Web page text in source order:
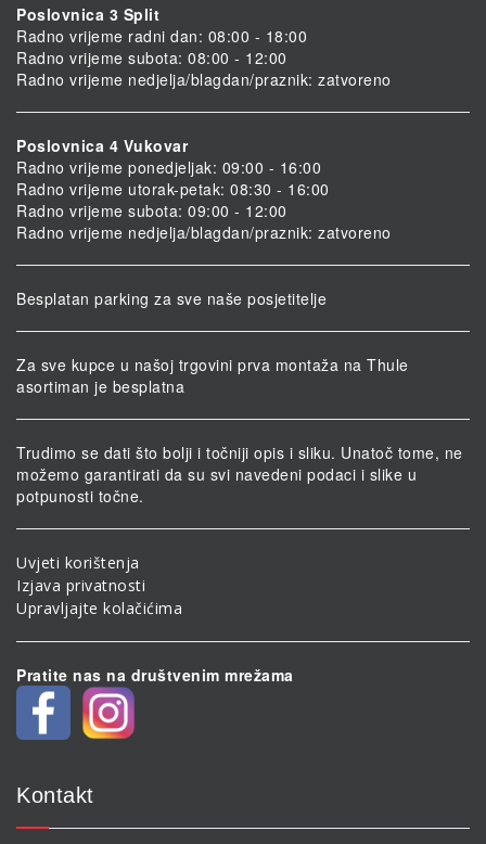
Poslovnica 3 Split
Radno vrijeme radni dan: 08:00 - 18:00
Radno vrijeme subota: 08:00 - 12:00
Radno vrijeme nedjelja/blagdan/praznik: zatvoreno
Poslovnica 4 Vukovar
Radno vrijeme ponedjeljak: 09:00 - 16:00
Radno vrijeme utorak-petak: 08:30 - 16:00
Radno vrijeme subota: 09:00 - 12:00
Radno vrijeme nedjelja/blagdan/praznik: zatvoreno
Besplatan parking za sve naše posjetitelje
Za sve kupce u našoj trgovini prva montaža na Thule
asortiman je besplatna
Trudimo se dati što bolji i točniji opis i sliku. Unatoč tome, ne
možemo garantirati da su svi navedeni podaci i slike u
potpunosti točne.
Uvjeti korištenja
Izjava privatnosti
Upravljajte kolačićima
Pratite nas na društvenim mrežama
Kontakt